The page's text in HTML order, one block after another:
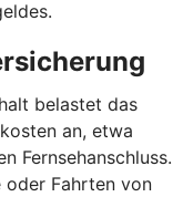
belastet das
an, etwa
Fernsehanschluss.
oder Fahrten von